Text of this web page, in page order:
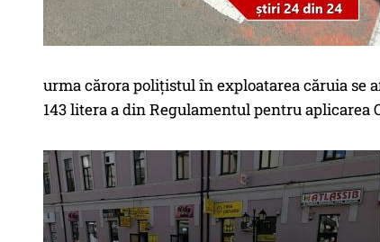
urma cărora poliţistul în exploatarea căruia se
143 litera a din Regulamentul pentru aplicarea